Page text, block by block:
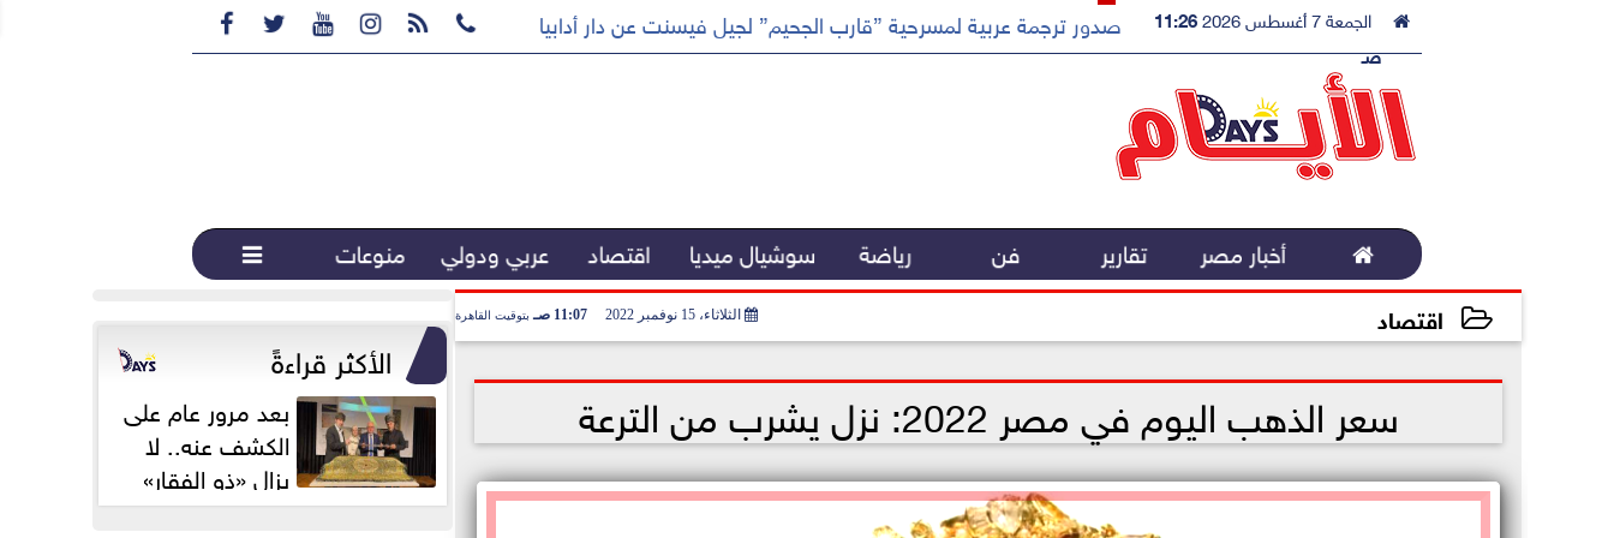
       الجمعة 7 أغسطس 2026
11:26
صـ
صدور ترجمة عربية لمسرحية ”قارب الجحيم” لجيل فيسنت عن دار أدابيا
 أخبار مصر تقارير فن رياضة سوشيال ميديا اقتصاد عربي ودولي منوعات 
اقتصاد الثلاثاء، 15 نوفمبر 2022 11:07 صـ بتوقيت القاهرة
سعر الذهب اليوم في مصر 2022: نزل يشرب من الترعة
الأكثر قراءةً
بعد مرور عام على
الكشف عنه.. لا
يزال «ذو الفقار»
محور اهتمام...